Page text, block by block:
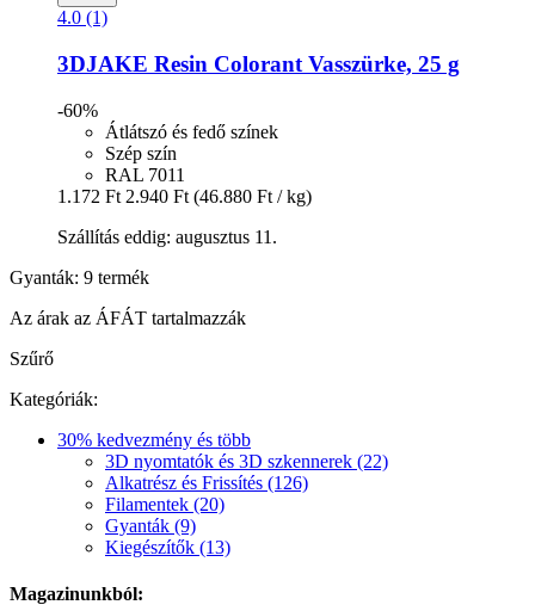
4.0 (1)
3DJAKE Resin Colorant Vasszürke, 25 g
-60%
Átlátszó és fedő színek
Szép szín
RAL 7011
1.172 Ft 2.940 Ft (46.880 Ft / kg)
Szállítás eddig: augusztus 11.
Gyanták: 9 termék
Az árak az ÁFÁT tartalmazzák
Szűrő
Kategóriák:
30% kedvezmény és több
3D nyomtatók és 3D szkennerek (22)
Alkatrész és Frissítés (126)
Filamentek (20)
Gyanták (9)
Kiegészítők (13)
Magazinunkból: